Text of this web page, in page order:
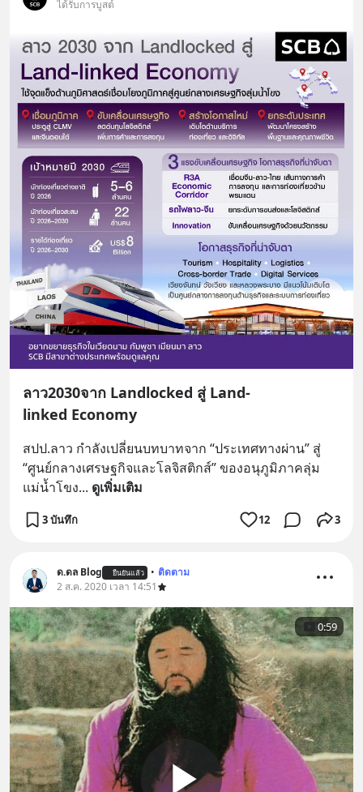
ได้รับการบูสต์
ลาว2030จาก Landlocked สู่ Land-
linked Economy
สปป.ลาว กำลังเปลี่ยนบทบาทจาก “ประเทศทางผ่าน” สู่
“ศูนย์กลางเศรษฐกิจและโลจิสติกส์” ของอนุภูมิภาคลุ่ม
แม่น้ำโขง... ดูเพิ่มเติม
3 บันทึก 12 3
ด.ดล Blog ยืนยันแล้ว • ติดตาม
2 ส.ค. 2020 เวลา 14:51
0:59